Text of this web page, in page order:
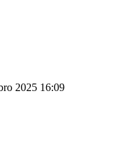
2025 16:09